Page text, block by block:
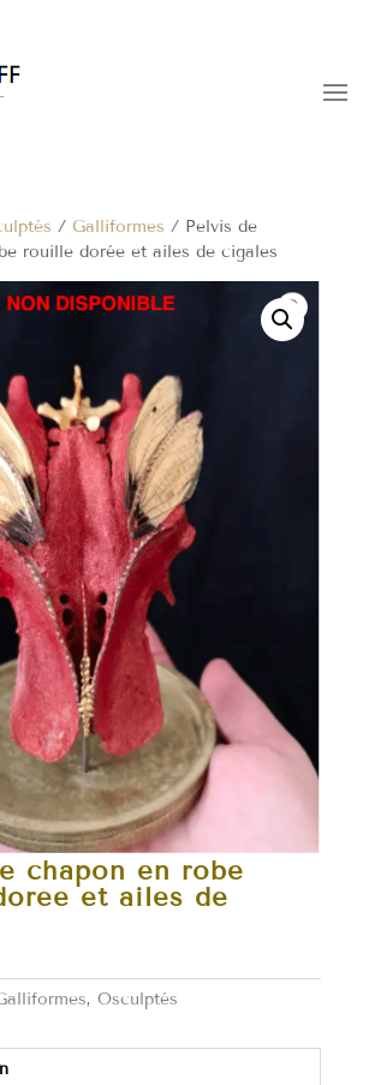
/ Galliformes / Pelvis de
rouille dorée et ailes de cigales
chapon en robe
et ailes de
, Osculptés